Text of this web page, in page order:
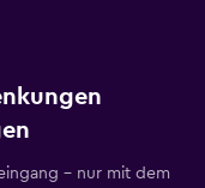
– nur mit dem